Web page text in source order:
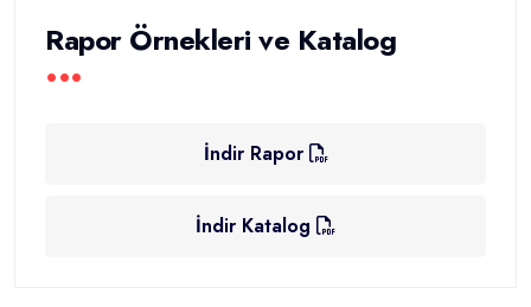
Rapor Örnekleri ve Katalog
İndir Rapor
İndir Katalog